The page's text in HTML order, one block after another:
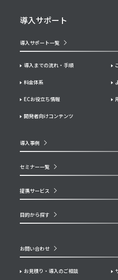
導入サポート
導入サポート一覧
導入までの流れ・手順
料金体系
ECお役立ち情報
開発者向けコンテンツ
導入事例
セミナー一覧
提携サービス
目的から探す
お問い合わせ
お見積り・導入のご相談